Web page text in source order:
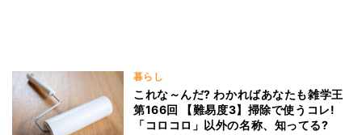
暮らし
これな～んだ? わかればあなたも雑学王
第166回 【難易度3】掃除で使うコレ!
「コロコロ」以外の名称、知ってる?